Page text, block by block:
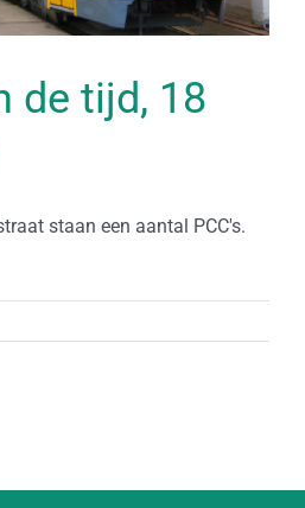
de tijd, 18
staan een aantal PCC's.